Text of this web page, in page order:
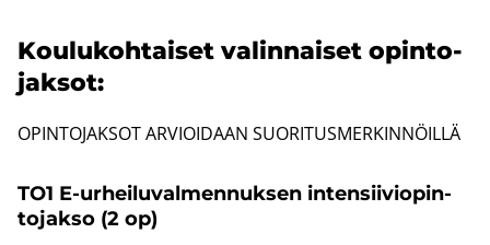
Kou­lu­koh­tai­set va­lin­nai­set opin­to­
jak­sot:
OPIN­TO­JAK­SOT AR­VIOI­DAAN SUO­RI­TUS­MER­KIN­NÖIL­LÄ
TO1 E-​urheiluvalmennuksen in­ten­sii­vio­pin­
to­jak­so (2 op)